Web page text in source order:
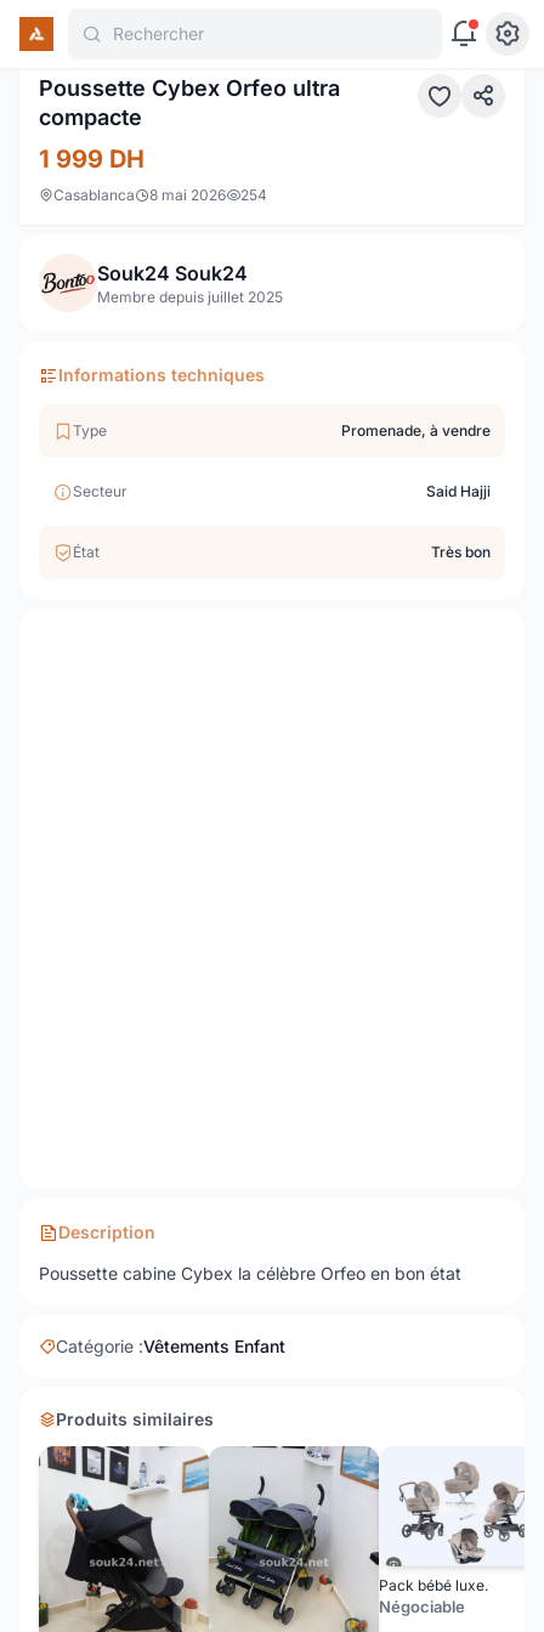
Rechercher 1 / 8
Poussette Cybex Orfeo ultra
compacte
1 999 DH
Casablanca 8 mai 2026 254
Souk24 Souk24
Membre depuis juillet 2025
Informations techniques
Type Promenade, à vendre
Secteur Said Hajji
État Très bon
Description
Poussette cabine Cybex la célèbre Orfeo en bon état
Catégorie :Vêtements Enfant
Produits similaires
Pack bébé luxe.
Négociable